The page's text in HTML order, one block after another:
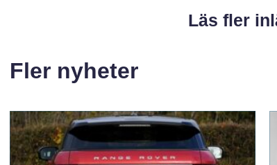
Läs fler
Fler nyheter